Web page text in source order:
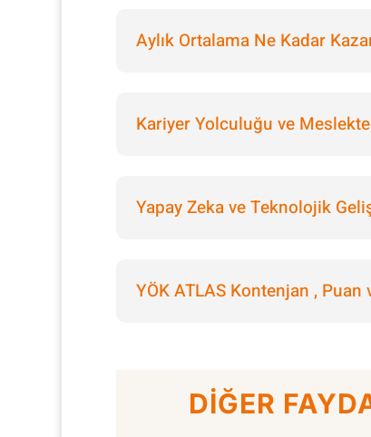
Aylık Ortalama Ne Kadar
Kariyer Yolculuğu ve
Yapay Zeka ve Teknolojik
YÖK ATLAS Kontenjan , Puan
DİĞER